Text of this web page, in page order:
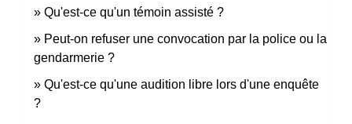
Qu'est-ce qu'un témoin assisté ?
Peut-on refuser une convocation par la police ou la
gendarmerie ?
Qu'est-ce qu'une audition libre lors d'une enquête
?